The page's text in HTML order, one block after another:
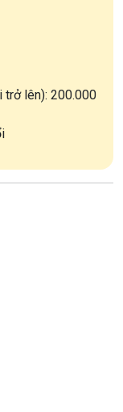
trở lên): 200.000